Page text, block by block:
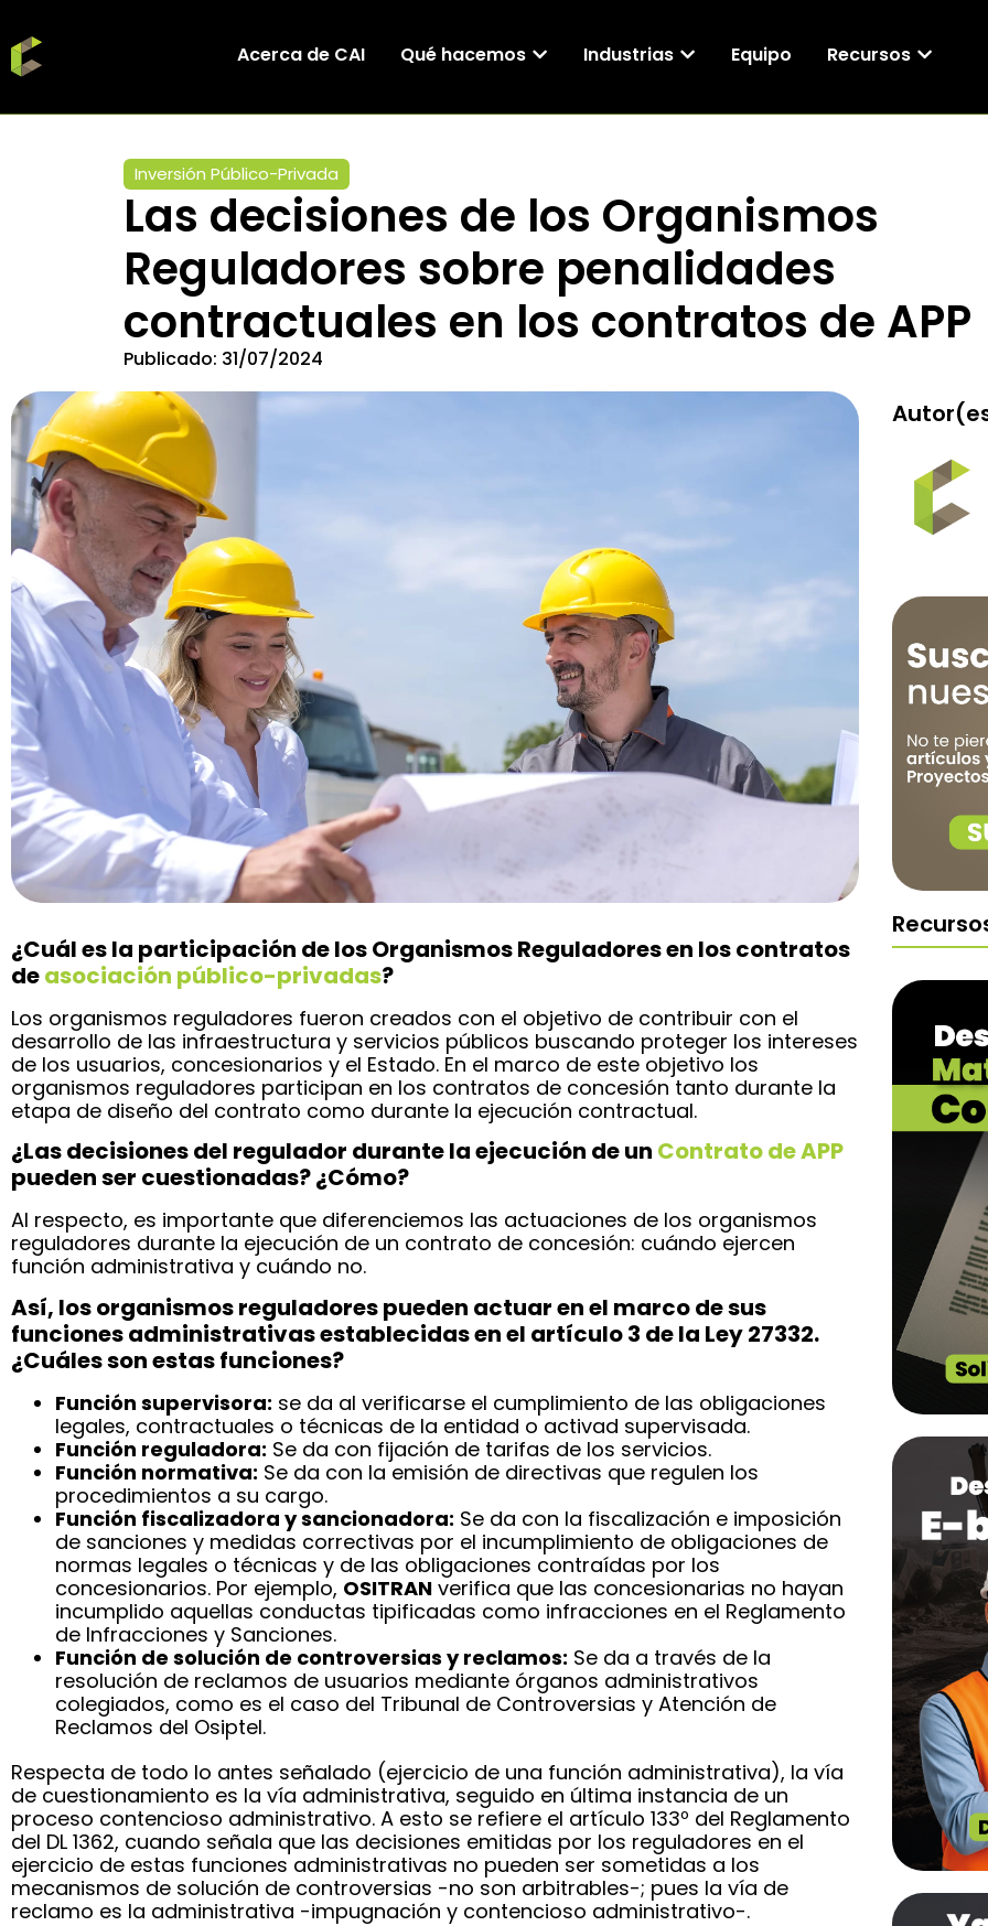
Acerca de CAI Qué hacemos Industrias Equipo Recursos
Inversión Público-Privada
Las decisiones de los Organismos
Reguladores sobre penalidades
contractuales en los contratos de APP
Publicado: 31/07/2024
¿Cuál es la participación de los Organismos Reguladores en los contratos
deasociación público-privadas?
Los organismos reguladores fueron creados con el objetivo de contribuir con el
desarrollo de las infraestructura y servicios públicos buscando proteger los intereses
de los usuarios, concesionarios y el Estado. En el marco de este objetivo los
organismos reguladores participan en los contratos de concesión tanto durante la
etapa de diseño del contrato como durante la ejecución contractual.
¿Las decisiones del regulador durante la ejecución de un Contrato de APP
pueden ser cuestionadas? ¿Cómo?
Al respecto, es importante que diferenciemos las actuaciones de los organismos
reguladores durante la ejecución de un contrato de concesión: cuándo ejercen
función administrativa y cuándo no.
Así, los organismos reguladores pueden actuar en el marco de sus
funciones administrativas establecidas en el artículo 3 de la Ley 27332.
¿Cuáles son estas funciones?
Función supervisora: se da al verificarse el cumplimiento de las obligaciones
legales, contractuales o técnicas de la entidad o activad supervisada.
Función reguladora: Se da con fijación de tarifas de los servicios.
Función normativa: Se da con la emisión de directivas que regulen los
procedimientos a su cargo.
Función fiscalizadora y sancionadora: Se da con la fiscalización e imposición
de sanciones y medidas correctivas por el incumplimiento de obligaciones de
normas legales o técnicas y de las obligaciones contraídas por los
concesionarios. Por ejemplo, OSITRAN verifica que las concesionarias no hayan
incumplido aquellas conductas tipificadas como infracciones en el Reglamento
de Infracciones y Sanciones.
Función de solución de controversias y reclamos: Se da a través de la
resolución de reclamos de usuarios mediante órganos administrativos
colegiados, como es el caso del Tribunal de Controversias y Atención de
Reclamos del Osiptel.
Respecta de todo lo antes señalado (ejercicio de una función administrativa), la vía
de cuestionamiento es la vía administrativa, seguido en última instancia de un
proceso contencioso administrativo. A esto se refiere el artículo 133º del Reglamento
del DL 1362, cuando señala que las decisiones emitidas por los reguladores en el
ejercicio de estas funciones administrativas no pueden ser sometidas a los
mecanismos de solución de controversias -no son arbitrables-; pues la vía de
reclamo es la administrativa -impugnación y contencioso administrativo-.